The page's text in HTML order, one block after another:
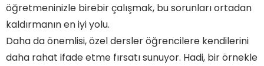
öğretmeninizle birebir çalışmak, bu sorunları ortadan
kaldırmanın en iyi yolu.
Daha da önemlisi, özel dersler öğrencilere kendilerini
daha rahat ifade etme fırsatı sunuyor. Hadi, bir örnekle